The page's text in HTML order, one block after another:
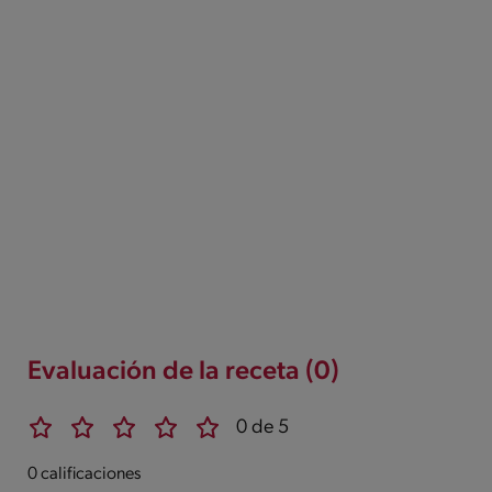
Evaluación de la receta (0)
0 de 5
0 calificaciones